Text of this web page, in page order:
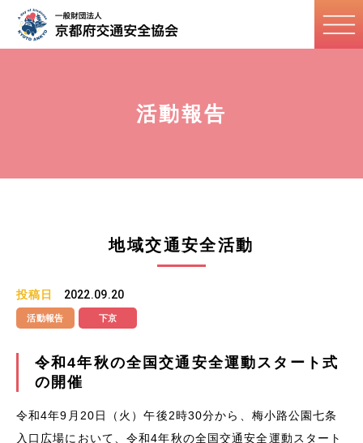
活動報告
地域交通安全活動
投稿日 2022.09.20
活動報告 下京
令和4年秋の全国交通安全運動スタート式
の開催
令和4年9月20日（火）午後2時30分から、梅小路公園七条
入口広場において、令和4年秋の全国交通安全運動スタート